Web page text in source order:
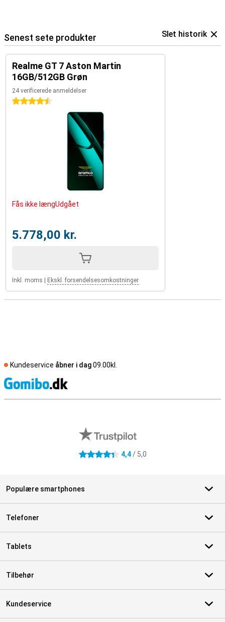
Senest sete produkter Slet historik
Realme GT 7 Aston Martin
16GB/512GB Grøn
24 verificerede anmeldelser
4.5 stjerner
Fås ikke længUdgået
5.778,00 kr.
Inkl. moms Ekskl. forsendelsesomkostninger
Kundeservice åbner i dag09.00kl.
4.4 stjerner 4,4/ 5,0
Populære smartphones
Telefoner
Tablets
Tilbehør
Kundeservice